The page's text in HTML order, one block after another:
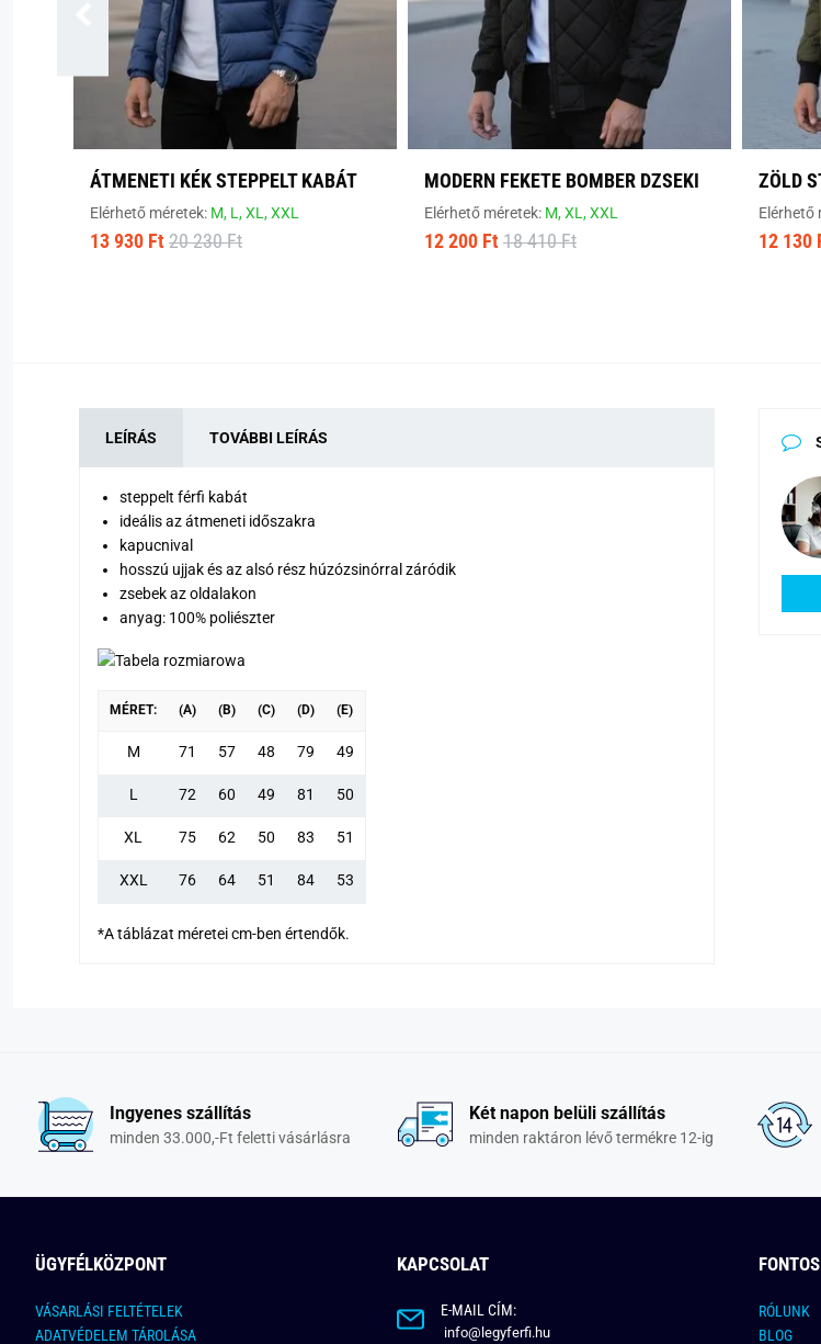
ÁTMENETI KÉK STEPPELT KABÁT
Elérhető méretek: M, L,XL,XXL
13 930 Ft 20 230 Ft
MODERN FEKETE BOMBER DZSEKI
Elérhető méretek: M,XL,XXL
12 200 Ft 18 410 Ft
ZÖLD
Elérhető
12 130
LEÍRÁS TOVÁBBI LEÍRÁS
steppelt férfi kabát
ideális az átmeneti időszakra
kapucnival
hosszú ujjak és az alsó rész húzózsinórral záródik
zsebek az oldalakon
anyag: 100% poliészter
MÉRET: (A) (B) (C) (D) (E)
M 71 57 48 79 49
L 72 60 49 81 50
XL 75 62 50 83 51
XXL 76 64 51 84 53
*A táblázat méretei cm-ben értendők.
Ingyenes szállítás
minden 33.000,-Ft feletti vásárlásra
Két napon belüli szállítás
minden raktáron lévő termékre 12-ig
ÜGYFÉLKÖZPONT
VÁSARLÁSI FELTÉTELEK
ADATVÉDELEM TÁROLÁSA
KAPCSOLAT
E-MAIL CÍM:
info@legyferfi.hu
RÓLUNK
BLOG